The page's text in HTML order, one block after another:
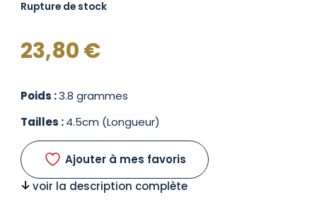
Rupture de stock
23,80€
Poids :3.8 grammes
Tailles :4.5cm (Longueur)
Ajouter à mes favoris
voir la description complète